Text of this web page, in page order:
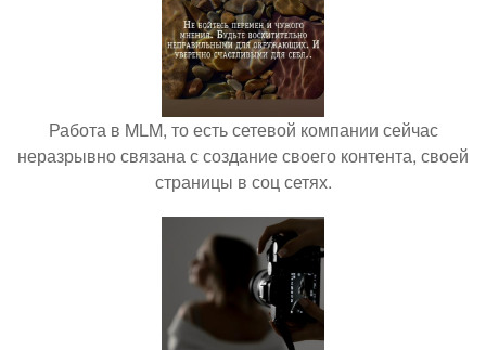
Работа в MLM, то есть сетевой компании сейчас
неразрывно связана с создание своего контента, своей
страницы в соц сетях.